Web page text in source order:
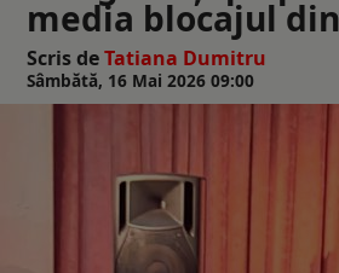
media blocajul
Scris deTatiana Dumitru
Sâmbătă, 16 Mai 2026 09:00